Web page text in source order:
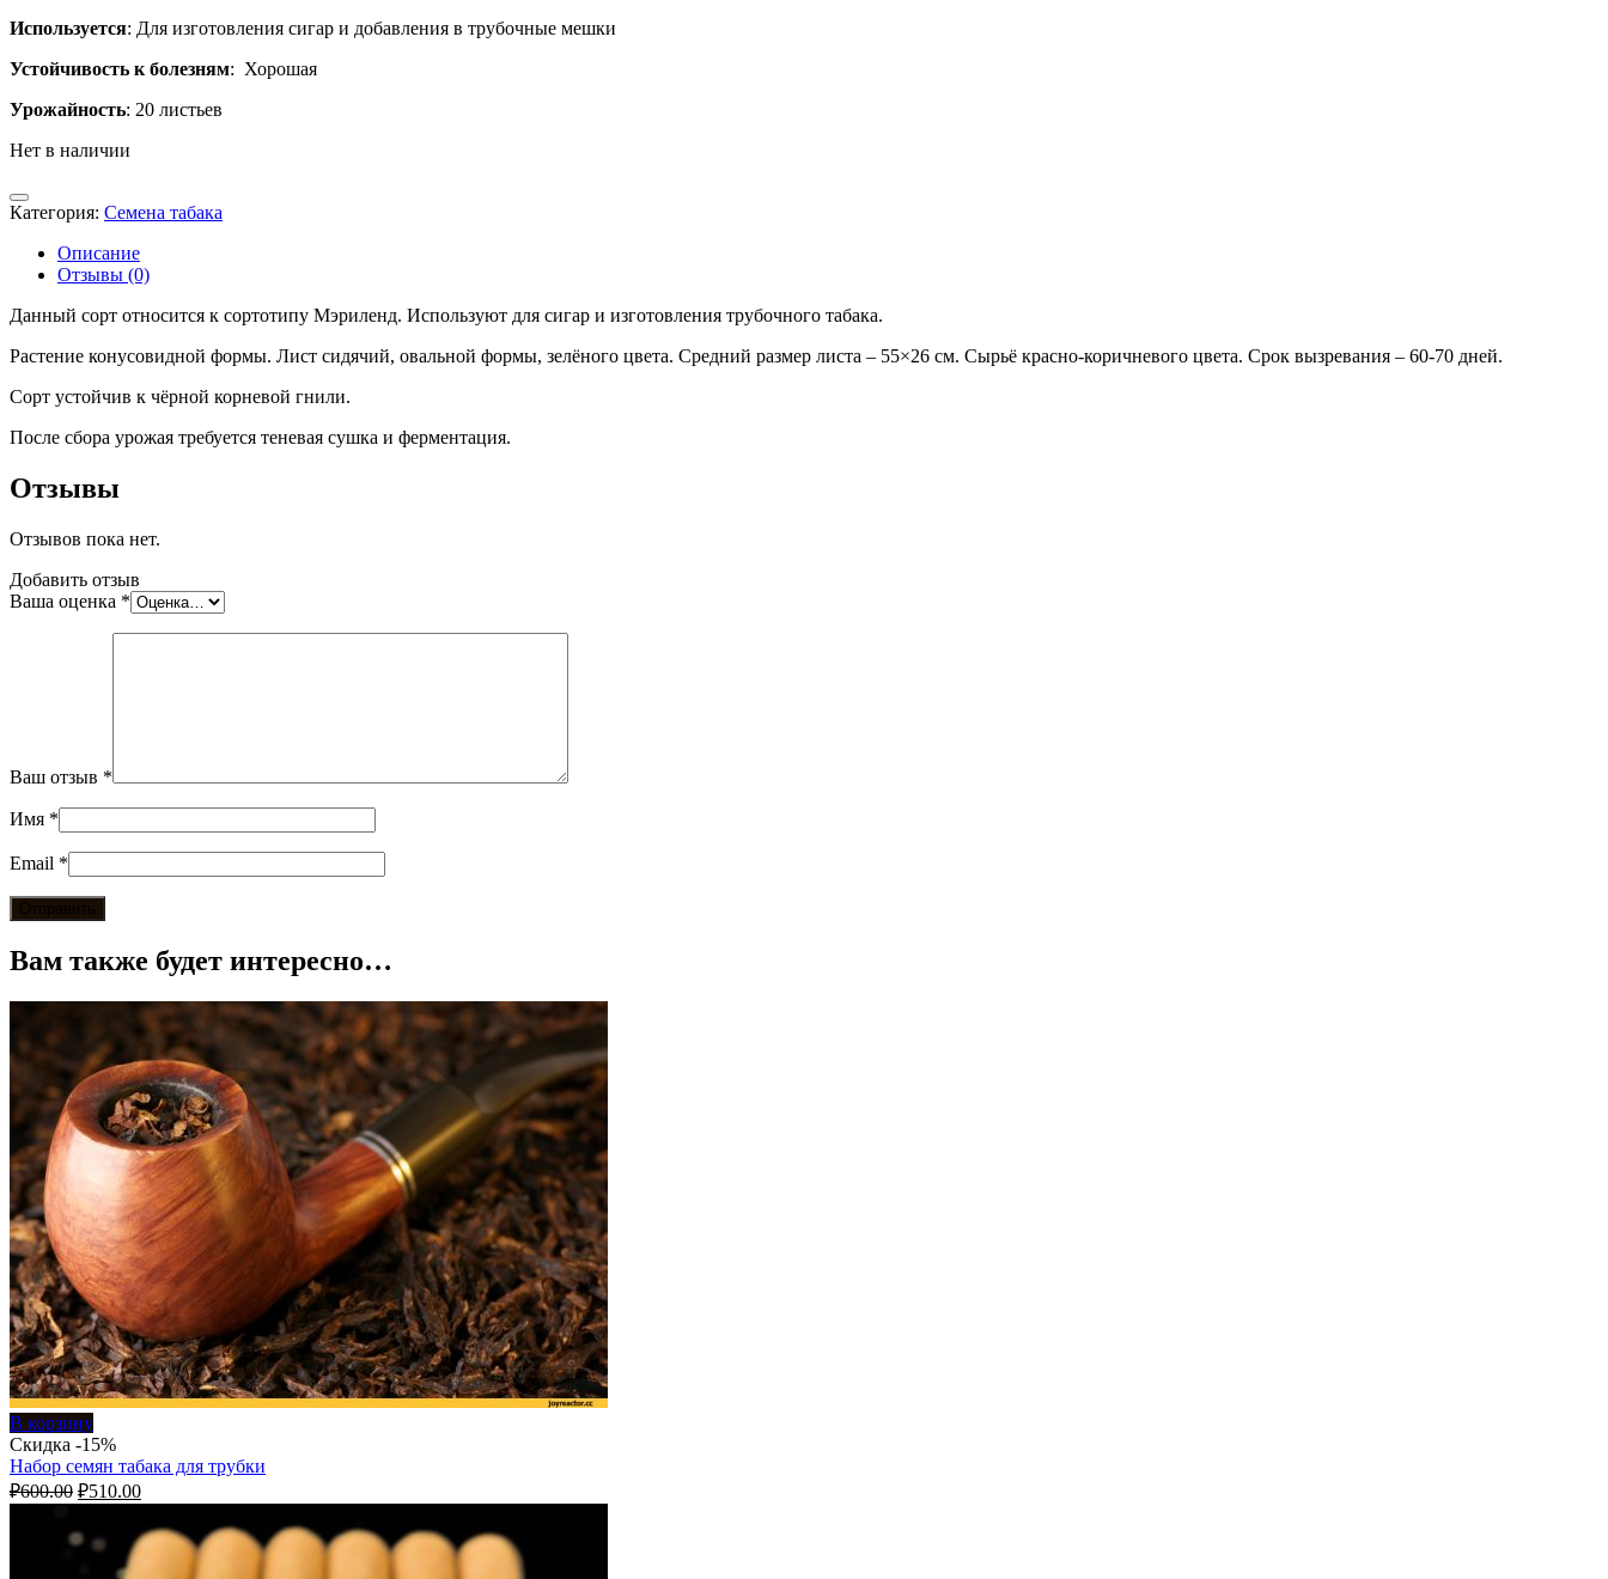
Используется: Для изготовления сигар и добавления в трубочные мешки
Устойчивость к болезням: Хорошая
Урожайность: 20 листьев
Нет в наличии
Категория: Семена табака
Описание
Отзывы (0)
Данный сорт относится к сортотипу Мэриленд. Используют для сигар и изготовления трубочного табака.
Растение конусовидной формы. Лист сидячий, овальной формы, зелёного цвета. Средний размер листа – 55×26 см. Сырьё красно-коричневого цвета. Срок вызревания – 60-70 дней.
Сорт устойчив к чёрной корневой гнили.
После сбора урожая требуется теневая сушка и ферментация.
Отзывы
Отзывов пока нет.
Добавить отзыв
Ваша оценка *
Ваш отзыв *
Имя *
Email *
Вам также будет интересно…
В корзину
Скидка -15%
Набор семян табака для трубки
₽600.00 Первоначальная
цена
составляла
₽600.00.
₽510.00Текущая
цена:
₽510.00.